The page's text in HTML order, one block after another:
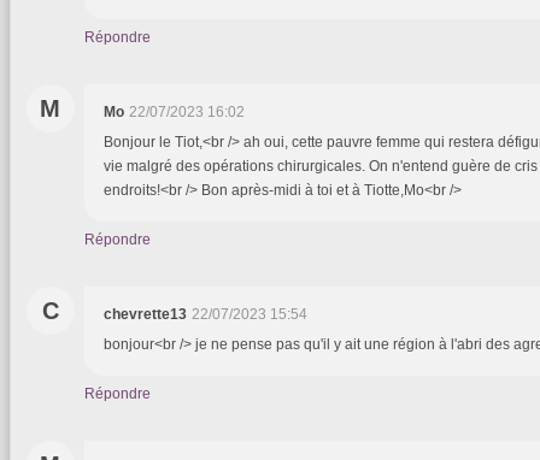
Répondre
M Mo 22/07/2023 16:02
Bonjour le Tiot,<br /> ah oui, cette pauvre femme qui restera
vie malgré des opérations chirurgicales. On n'entend guère de
endroits!<br /> Bon après-midi à toi et à Tiotte,Mo<br />
Répondre
C chevrette13 22/07/2023 15:54
bonjour<br /> je ne pense pas qu'il y ait une région à l'abri des
Répondre